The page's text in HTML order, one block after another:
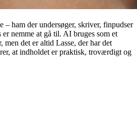
– ham der undersøger, skriver, finpudser
nemme at gå til. AI bruges som et
det er altid Lasse, der har det
at indholdet er praktisk, troværdigt og